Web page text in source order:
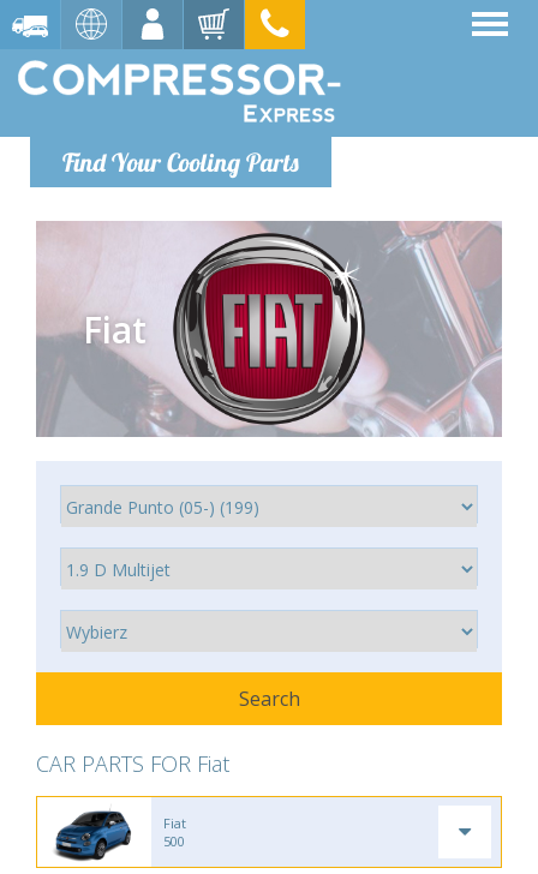
Find Your Cooling Parts
Fiat
CAR PARTS FOR Fiat
Fiat
500